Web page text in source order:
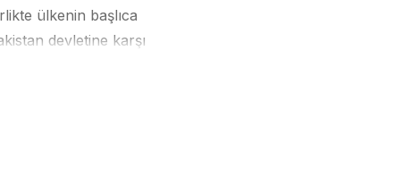
ülkenin başlıca
devletine karşı